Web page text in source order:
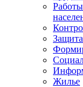
Жилье